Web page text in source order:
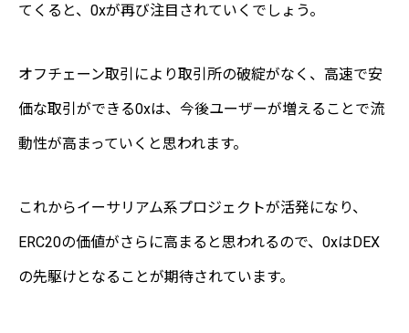
てくると、0xが再び注目されていくでしょう。
オフチェーン取引により取引所の破綻がなく、高速で安
価な取引ができる0xは、今後ユーザーが増えることで流
動性が高まっていくと思われます。
これからイーサリアム系プロジェクトが活発になり、
ERC20の価値がさらに高まると思われるので、0xはDEX
の先駆けとなることが期待されています。